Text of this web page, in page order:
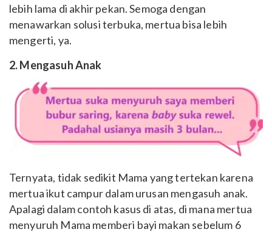
lebih lama di akhir pekan. Semoga dengan
menawarkan solusi terbuka, mertua bisa lebih
mengerti, ya.
2. Mengasuh Anak
Ternyata, tidak sedikit Mama yang tertekan karena
mertua ikut campur dalam urusan mengasuh anak.
Apalagi dalam contoh kasus di atas, di mana mertua
menyuruh Mama memberi bayi makan sebelum 6